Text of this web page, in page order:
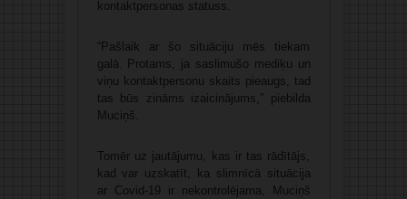
kontaktpersonas statuss.
“Pašlaik ar šo situāciju mēs tiekam
galā. Protams, ja saslimušo mediķu un
viņu kontaktpersonu skaits pieaugs, tad
tas būs zināms izaicinājums,” piebilda
Muciņš.
Tomēr uz jautājumu, kas ir tas rādītājs,
kad var uzskatīt, ka slimnīcā situācija
ar Covid-19 ir nekontrolējama, Muciņš